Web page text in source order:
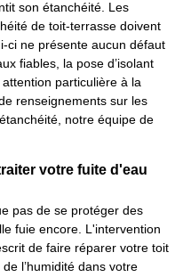
son étanchéité. Les
de toit-terrasse doivent
ci ne présente aucun défaut
fiables, la pose d’isolant
particulière à la
renseignements sur les
notre équipe de
votre fuite d'eau
pas de se protéger des
fuie encore. L'intervention
de faire réparer votre toit
l’humidité dans votre